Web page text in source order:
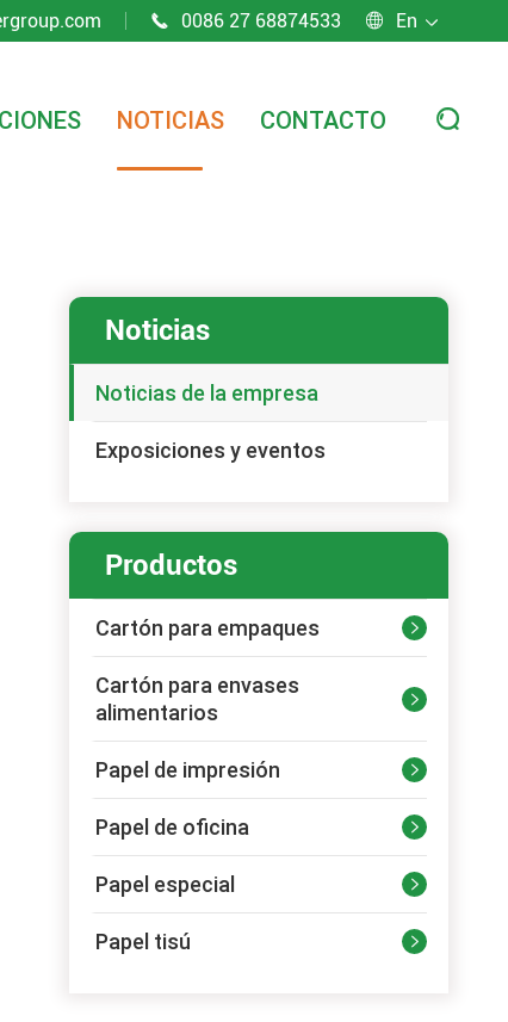
 0086 27 68874533  En 
NOTICIAS CONTACTO 
Noticias
Noticias de la empresa
Exposiciones y eventos
Productos
Cartón para empaques 
Cartón para envases
alimentarios

Papel de impresión 
Papel de oficina 
Papel especial 
Papel tisú 